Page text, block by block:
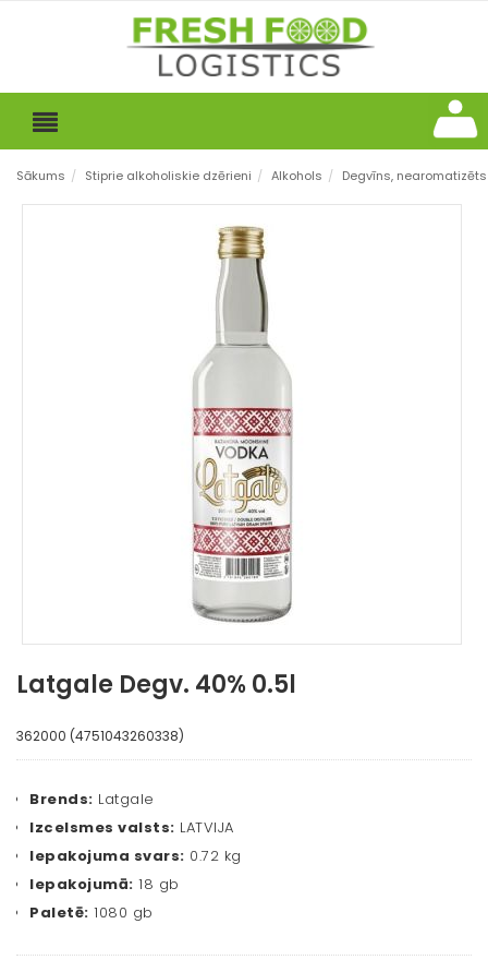
Sākums / Stiprie alkoholiskie dzērieni / Alkohols / Degvīns, nearomatizēts
Latgale Degv. 40% 0.5l
362000 (4751043260338)
Brends: Latgale
Izcelsmes valsts: LATVIJA
Iepakojuma svars: 0.72 kg
Iepakojumā: 18 gb
Paletē: 1080 gb